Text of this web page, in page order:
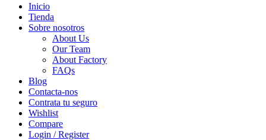
Inicio
Tienda
Sobre nosotros
About Us
Our Team
About Factory
FAQs
Blog
Contacta-nos
Contrata tu seguro
Wishlist
Compare
Login / Register